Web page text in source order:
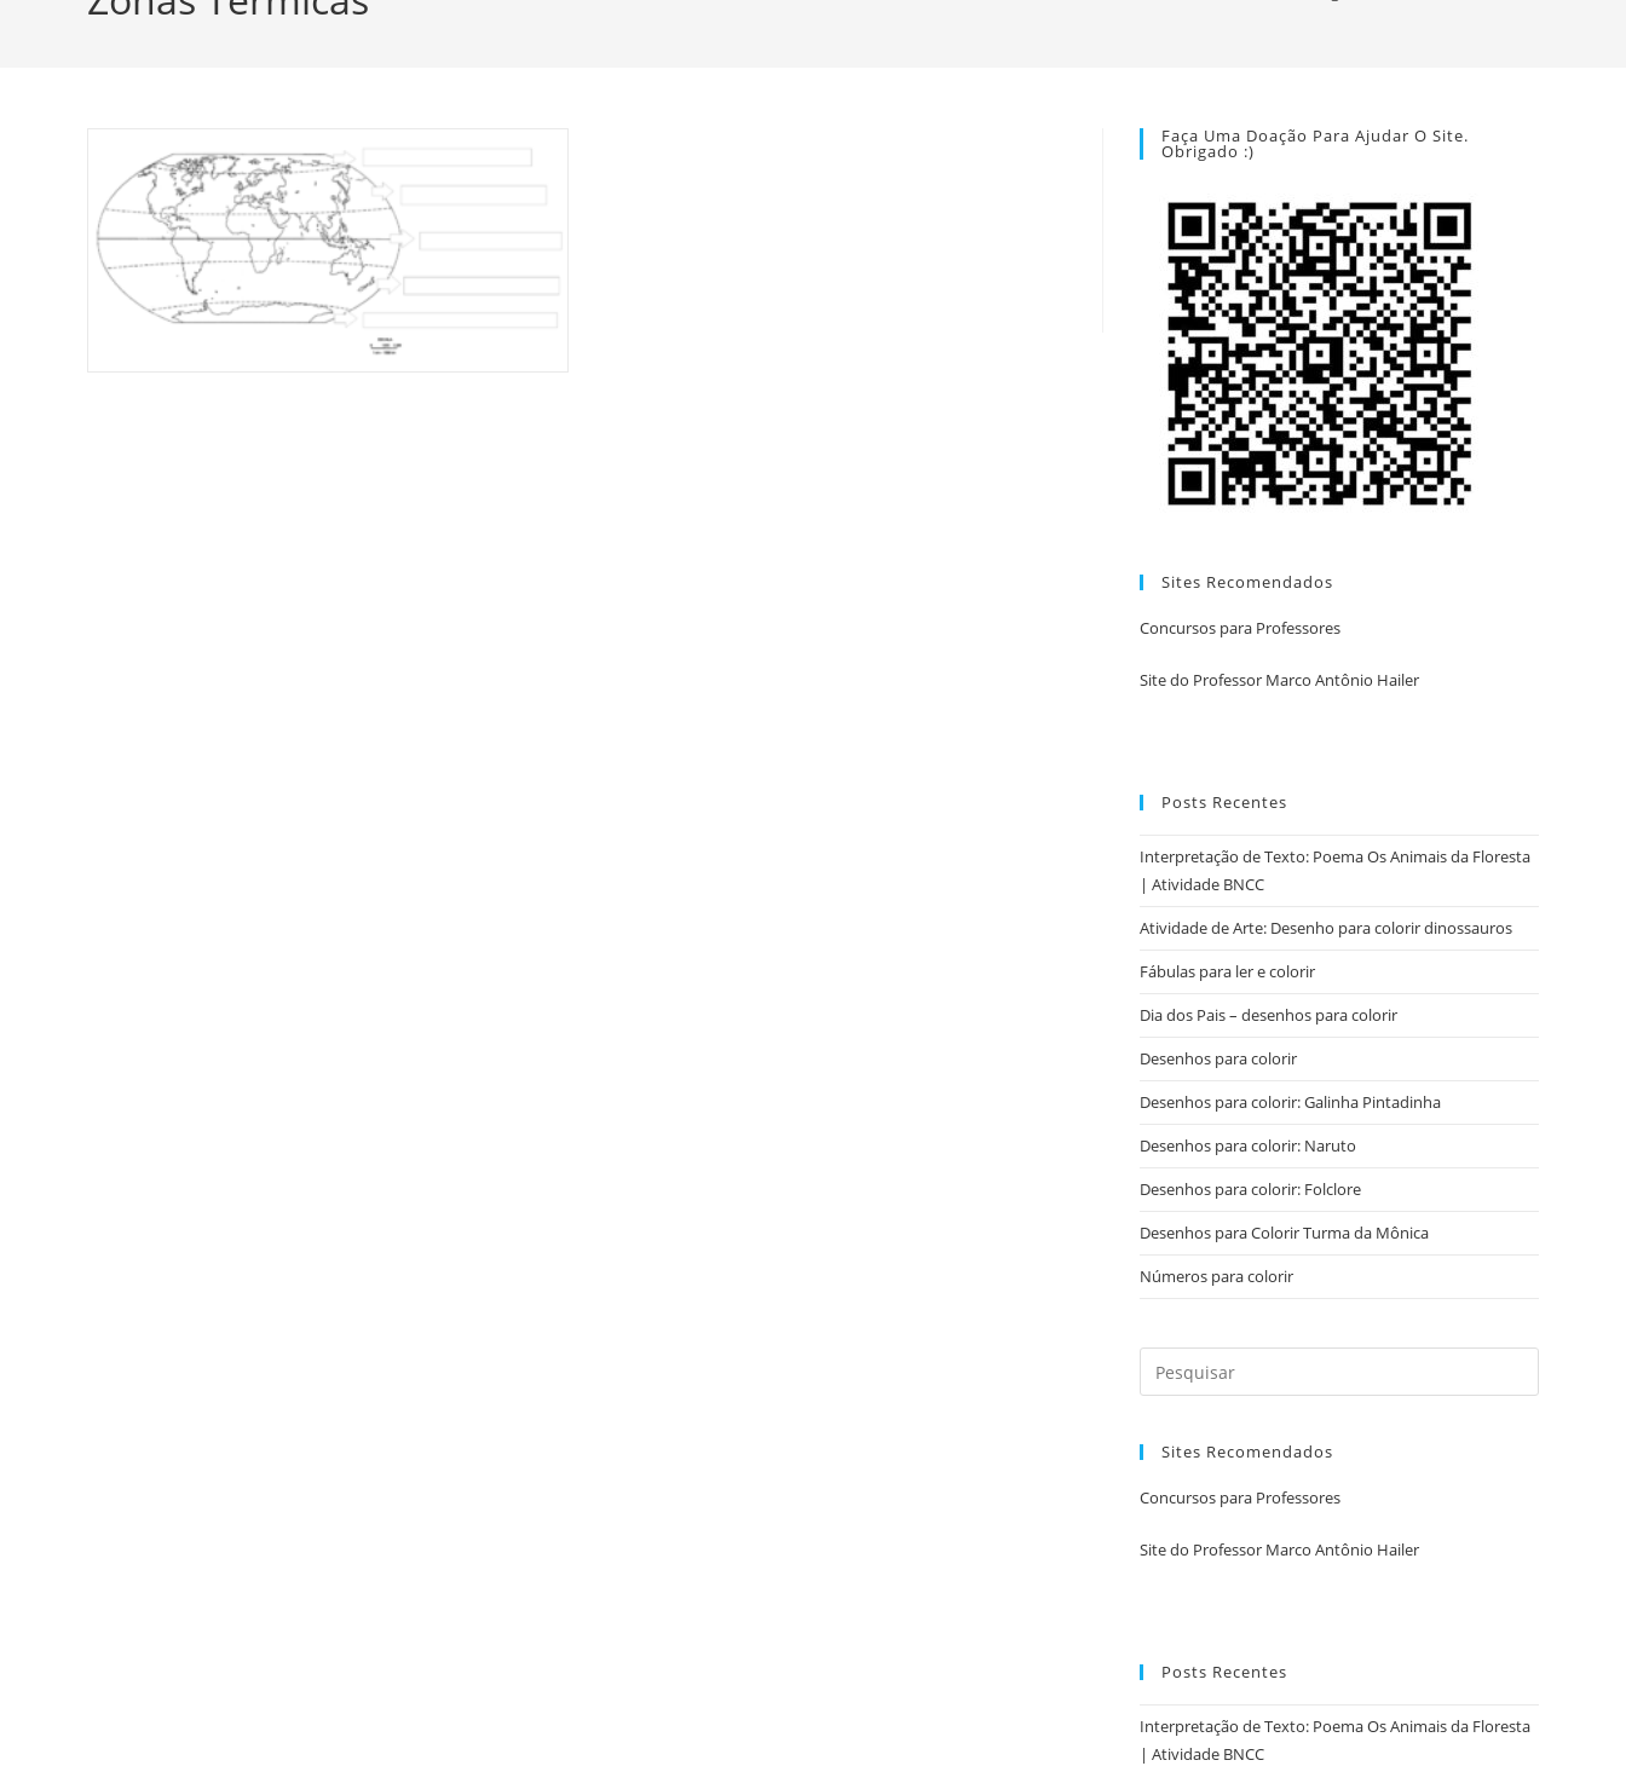
Faça Uma Doação Para Ajudar O Site.
Obrigado :)
Sites Recomendados
Concursos para Professores
Site do Professor Marco Antônio Hailer
Posts Recentes
Interpretação de Texto: Poema Os Animais da Floresta
| Atividade BNCC
Atividade de Arte: Desenho para colorir dinossauros
Fábulas para ler e colorir
Dia dos Pais – desenhos para colorir
Desenhos para colorir
Desenhos para colorir: Galinha Pintadinha
Desenhos para colorir: Naruto
Desenhos para colorir: Folclore
Desenhos para Colorir Turma da Mônica
Números para colorir
Sites Recomendados
Concursos para Professores
Site do Professor Marco Antônio Hailer
Posts Recentes
Interpretação de Texto: Poema Os Animais da Floresta
| Atividade BNCC